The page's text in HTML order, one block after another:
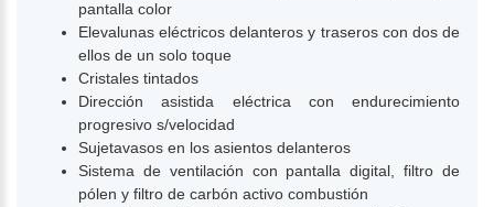
pantalla color
Elevalunas eléctricos delanteros y traseros con dos de
ellos de un solo toque
Cristales tintados
Dirección asistida eléctrica con endurecimiento
progresivo s/velocidad
Sujetavasos en los asientos delanteros
Sistema de ventilación con pantalla digital, filtro de
pólen y filtro de carbón activo combustión